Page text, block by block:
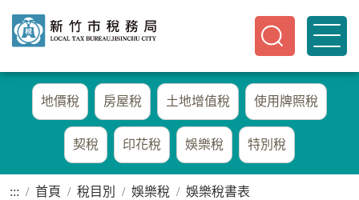
地價稅 房屋稅 土地增值稅 使用牌照稅
契稅 印花稅 娛樂稅 特別稅
::: 首頁 稅目別 娛樂稅 娛樂稅書表